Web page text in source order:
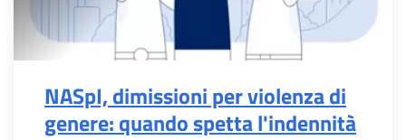
NASpI, dimissioni per violenza di
genere: quando spetta l'indennità